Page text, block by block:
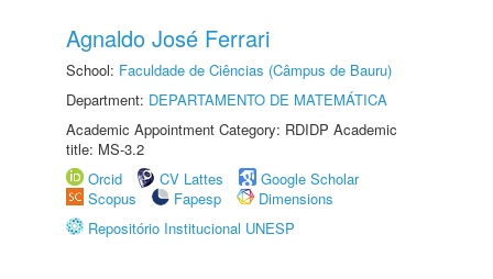
Agnaldo José Ferrari
School: Faculdade de Ciências (Câmpus de Bauru)
Department: DEPARTAMENTO DE MATEMÁTICA
Academic Appointment Category: RDIDP Academic
title: MS-3.2
Orcid
CV Lattes
Google Scholar
Scopus
Fapesp
Dimensions
Repositório Institucional UNESP